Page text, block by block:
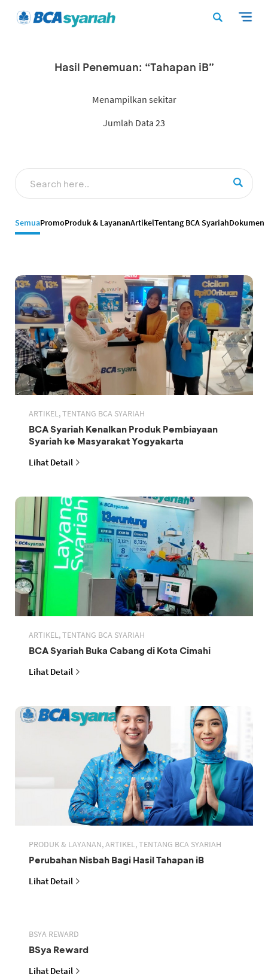
Hasil Penemuan: “Tahapan iB”
Menampilkan sekitar
Jumlah Data 23
SemuaPromoProduk & LayananArtikelTentang BCA SyariahDokumen
ARTIKEL, TENTANG BCA SYARIAH
BCA Syariah Kenalkan Produk Pembiayaan
Syariah ke Masyarakat Yogyakarta
Lihat Detail
ARTIKEL, TENTANG BCA SYARIAH
BCA Syariah Buka Cabang di Kota Cimahi
Lihat Detail
PRODUK & LAYANAN, ARTIKEL, TENTANG BCA SYARIAH
Perubahan Nisbah Bagi Hasil Tahapan iB
Lihat Detail
BSYA REWARD
BSya Reward
Lihat Detail